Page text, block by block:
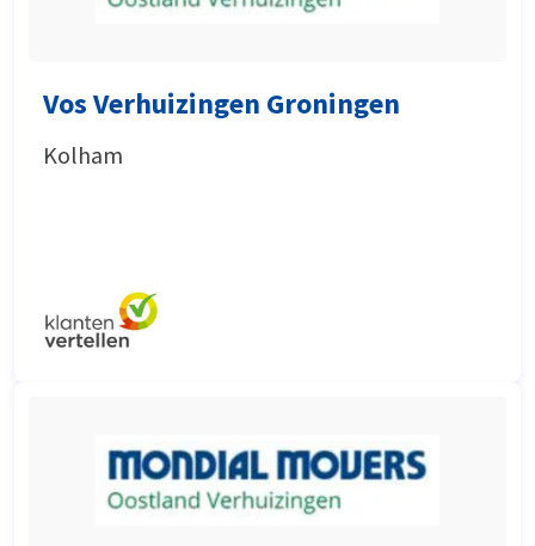
Vos Verhuizingen Groningen
Kolham